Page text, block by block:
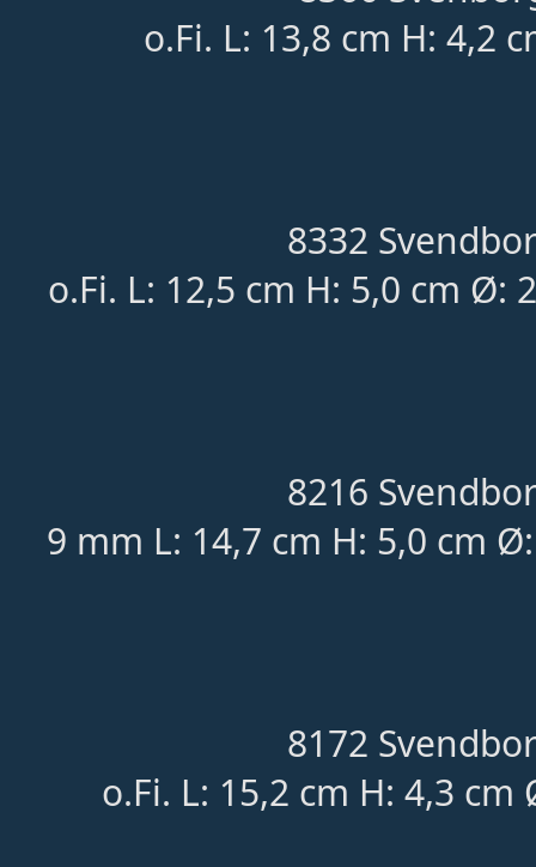
o.Fi. L: 13,8 cm H: 4,2
8332
o.Fi. L: 12,5 cm H: 5,0 cm Ø:
8216
9 mm L: 14,7 cm H: 5,0 cm
8172
o.Fi. L: 15,2 cm H: 4,3